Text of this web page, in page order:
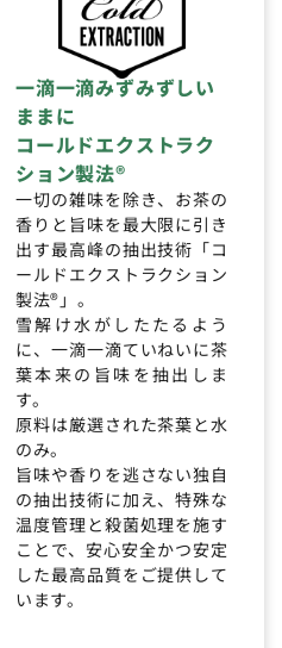
一滴一滴みずみずしい
ままに
コールドエクストラク
ション製法®
一切の雑味を除き、お茶の
香りと旨味を最大限に引き
出す最高峰の抽出技術「コ
ールドエクストラクション
製法®」。
雪解け水がしたたるよう
に、一滴一滴ていねいに茶
葉本来の旨味を抽出しま
す。
原料は厳選された茶葉と水
のみ。
旨味や香りを逃さない独自
の抽出技術に加え、特殊な
温度管理と殺菌処理を施す
ことで、安心安全かつ安定
した最高品質をご提供して
います。